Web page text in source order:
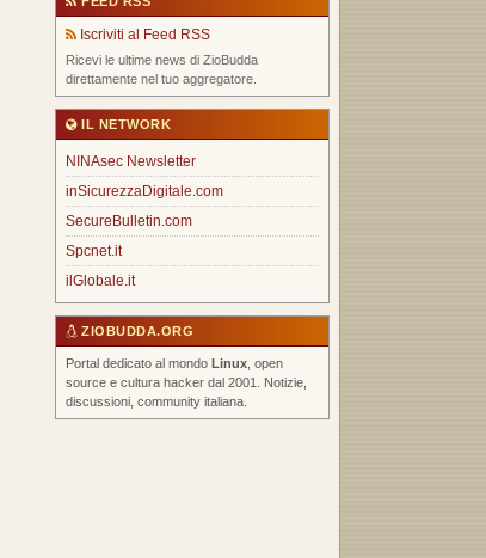
Iscriviti al Feed RSS
Ricevi le ultime news di ZioBudda
direttamente nel tuo aggregatore.
IL NETWORK
NINAsec Newsletter
inSicurezzaDigitale.com
SecureBulletin.com
Spcnet.it
ilGlobale.it
ZIOBUDDA.ORG
Portal dedicato al mondo Linux , open
source e cultura hacker dal 2001. Notizie,
discussioni, community italiana.